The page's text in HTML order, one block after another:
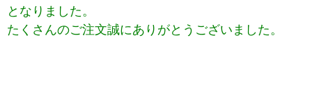
となりました。
たくさんのご注文誠にありがとうございました。